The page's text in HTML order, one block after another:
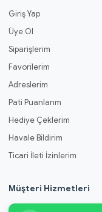
Giriş Yap
Üye Ol
Siparişlerim
Favorilerim
Adreslerim
Pati Puanlarım
Hediye Çeklerim
Havale Bildirim
Ticari İleti İzinlerim
Müşteri Hizmetleri